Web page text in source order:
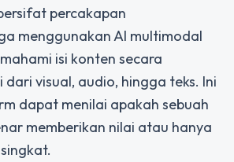
percakapan
menggunakan AI multimodal
isi konten secara
dari visual, audio, hingga teks. Ini
dapat menilai apakah sebuah
memberikan nilai atau hanya